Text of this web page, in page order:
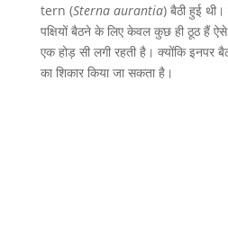
tern (Sterna aurantia) बैठी हुई
पक्षियों बैठने के लिए केवल कुछ ही ठूठ हैं
एक होड़ सी लगी रहती है। क्योंकि इनपर
का शिकार किया जा सकता है।